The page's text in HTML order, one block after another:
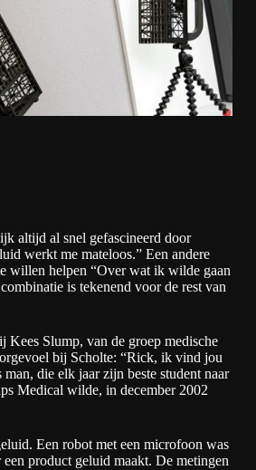
altijd al snel gefascineerd door
werkt me mateloos.” Een andere
willen helpen “Over wat ik wilde gaan
is tekenend voor de rest van
Slump, van de groep medische
bij Scholte: “Rick, ik vind jou
die elk jaar zijn beste student naar
Medical wilde, in december 2002
Een robot met een microfoon was
product geluid maakt. De metingen